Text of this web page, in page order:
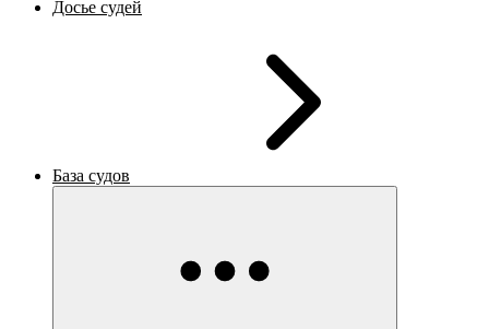
Досье судей
База судов